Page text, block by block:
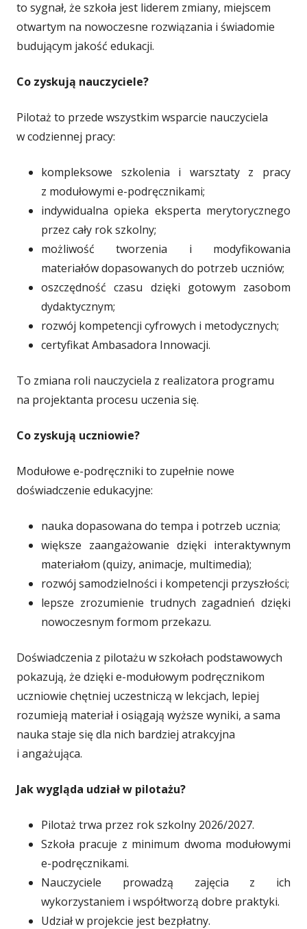
to sygnał, że szkoła jest liderem zmiany, miejscem
otwartym na nowoczesne rozwiązania i świadomie
budującym jakość edukacji.
Co zyskują nauczyciele?
Pilotaż to przede wszystkim wsparcie nauczyciela
w codziennej pracy:
kompleksowe szkolenia i warsztaty z pracy
z modułowymi e-podręcznikami;
indywidualna opieka eksperta merytorycznego
przez cały rok szkolny;
możliwość tworzenia i modyfikowania
materiałów dopasowanych do potrzeb uczniów;
oszczędność czasu dzięki gotowym zasobom
dydaktycznym;
rozwój kompetencji cyfrowych i metodycznych;
certyfikat Ambasadora Innowacji.
To zmiana roli nauczyciela z realizatora programu
na projektanta procesu uczenia się.
Co zyskują uczniowie?
Modułowe e-podręczniki to zupełnie nowe
doświadczenie edukacyjne:
nauka dopasowana do tempa i potrzeb ucznia;
większe zaangażowanie dzięki interaktywnym
materiałom (quizy, animacje, multimedia);
rozwój samodzielności i kompetencji przyszłości;
lepsze zrozumienie trudnych zagadnień dzięki
nowoczesnym formom przekazu.
Doświadczenia z pilotażu w szkołach podstawowych
pokazują, że dzięki e-modułowym podręcznikom
uczniowie chętniej uczestniczą w lekcjach, lepiej
rozumieją materiał i osiągają wyższe wyniki, a sama
nauka staje się dla nich bardziej atrakcyjna
i angażująca.
Jak wygląda udział w pilotażu?
Pilotaż trwa przez rok szkolny 2026/2027.
Szkoła pracuje z minimum dwoma modułowymi
e-podręcznikami.
Nauczyciele prowadzą zajęcia z ich
wykorzystaniem i współtworzą dobre praktyki.
Udział w projekcie jest bezpłatny.